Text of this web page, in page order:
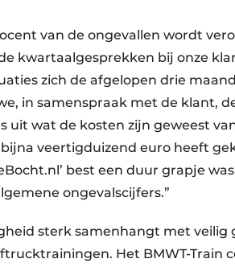
van de ongevallen wordt
kwartaalgesprekken bij onze
zich de afgelopen drie
in samenspraak met de klant,
uit wat de kosten zijn geweest
veertigduizend euro heeft
best een duur grapje
ongevalscijfers.”
sterk samenhangt met veilig
Het BMWT-Train